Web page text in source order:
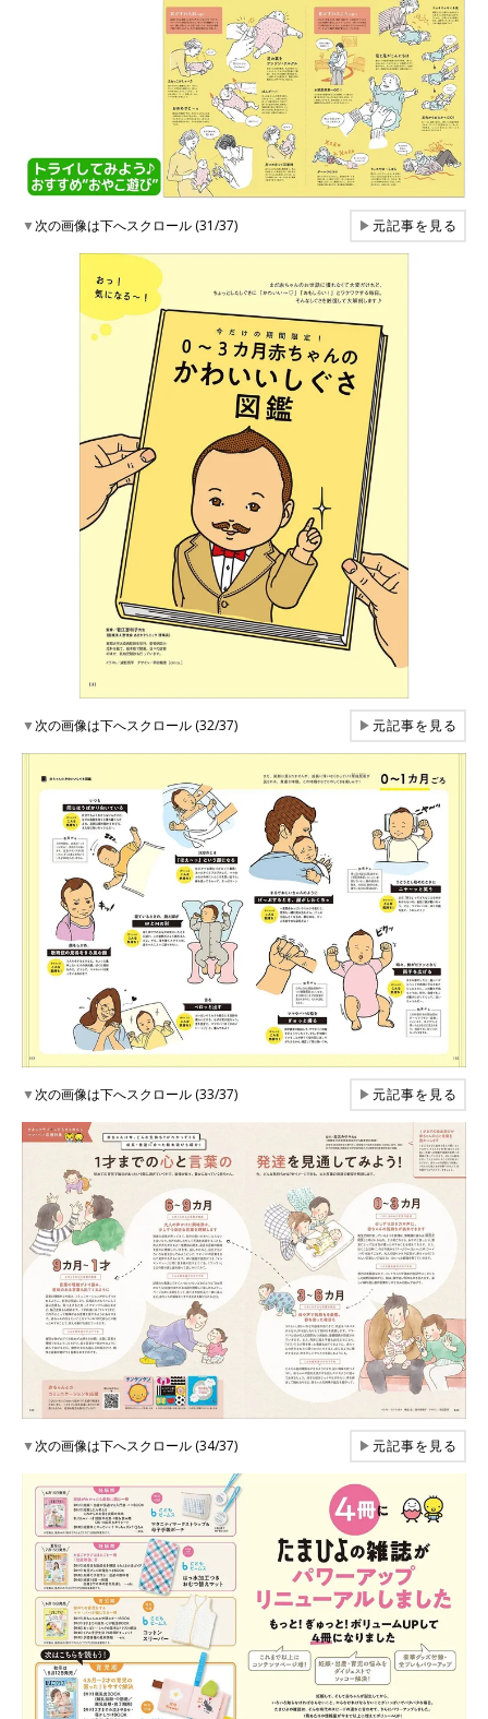
▼次の画像は下へスクロール (31/37) ▶元記事を見る
▼次の画像は下へスクロール (32/37) ▶元記事を見る
▼次の画像は下へスクロール (33/37) ▶元記事を見る
▼次の画像は下へスクロール (34/37) ▶元記事を見る